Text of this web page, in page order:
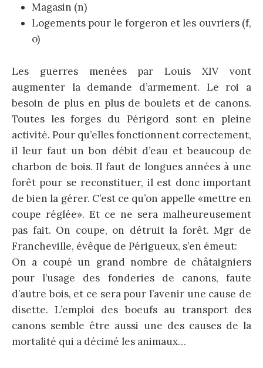
Magasin (n)
Logements pour le forgeron et les ouvriers (f,
o)
Les guerres menées par Louis XIV vont
augmenter la demande d’armement. Le roi a
besoin de plus en plus de boulets et de canons.
Toutes les forges du Périgord sont en pleine
activité. Pour qu’elles fonctionnent correctement,
il leur faut un bon débit d’eau et beaucoup de
charbon de bois. Il faut de longues années à une
forêt pour se reconstituer, il est donc important
de bien la gérer. C’est ce qu’on appelle «mettre en
coupe réglée». Et ce ne sera malheureusement
pas fait. On coupe, on détruit la forêt. Mgr de
Francheville, évêque de Périgueux, s’en émeut:
On a coupé un grand nombre de châtaigniers
pour l’usage des fonderies de canons, faute
d’autre bois, et ce sera pour l’avenir une cause de
disette. L’emploi des boeufs au transport des
canons semble être aussi une des causes de la
mortalité qui a décimé les animaux…